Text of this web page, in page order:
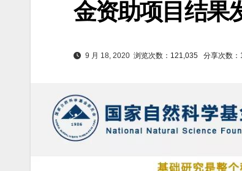
金资助项目结果
9 月 18, 2020 浏览次数：121,035 分享次数：